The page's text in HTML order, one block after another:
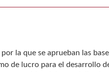
la que se aprueban las
de lucro para el desarrollo